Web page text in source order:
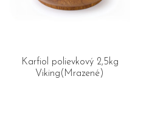
Karfiol polievkový 2,5kg
Viking(Mrazené)